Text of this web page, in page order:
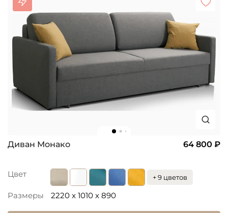
Диван Монако 64 800 ₽
Цвет + 9 цветов
Размеры 2220 x 1010 x 890